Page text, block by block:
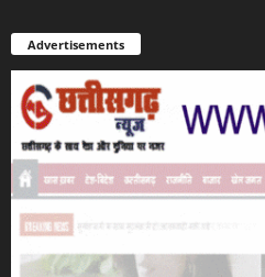
Advertisements